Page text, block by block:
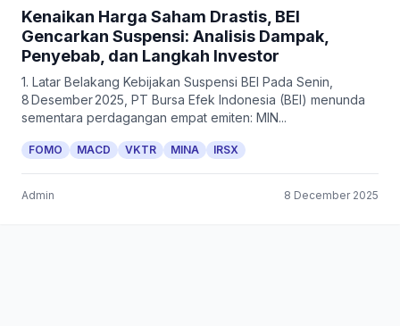
Kenaikan Harga Saham Drastis, BEI
Gencarkan Suspensi: Analisis Dampak,
Penyebab, dan Langkah Investor
1. Latar Belakang Kebijakan Suspensi BEI Pada Senin,
8 Desember 2025, PT Bursa Efek Indonesia (BEI) menunda
sementara perdagangan empat emiten: MIN...
FOMO MACD VKTR MINA IRSX
Admin 8 December 2025